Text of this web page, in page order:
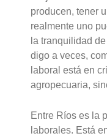
producen, tener
realmente uno
la tranquilidad
digo a veces,
laboral está en
agropecuaria,
Entre Ríos es la
laborales. Está